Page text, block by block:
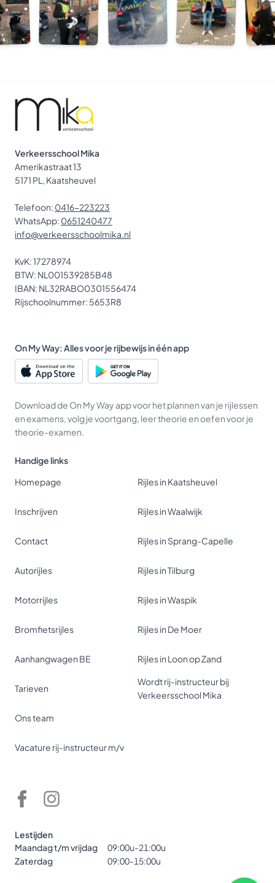
Verkeersschool Mika
Amerikastraat 13
5171 PL, Kaatsheuvel
Telefoon: 0416-223223
WhatsApp: 0651240477
info@verkeersschoolmika.nl
KvK: 17278974
BTW: NL001539285B48
IBAN: NL32RABO0301556474
Rijschoolnummer: 5653R8
On My Way: Alles voor je rijbewijs in één app
Download de On My Way app voor het plannen van je rijlessen
en examens, volg je voortgang, leer theorie en oefen voor je
theorie-examen.
Handige links
Homepage
Inschrijven
Contact
Autorijles
Motorrijles
Bromfietsrijles
Aanhangwagen BE
Tarieven
Ons team
Vacature rij-instructeur m/v
Rijles in Kaatsheuvel
Rijles in Waalwijk
Rijles in Sprang-Capelle
Rijles in Tilburg
Rijles in Waspik
Rijles in De Moer
Rijles in Loon op Zand
Wordt rij-instructeur bij
Verkeersschool Mika
Lestijden
Maandag t/m vrijdag
09:00u-21:00u
Zaterdag
09:00-15:00u